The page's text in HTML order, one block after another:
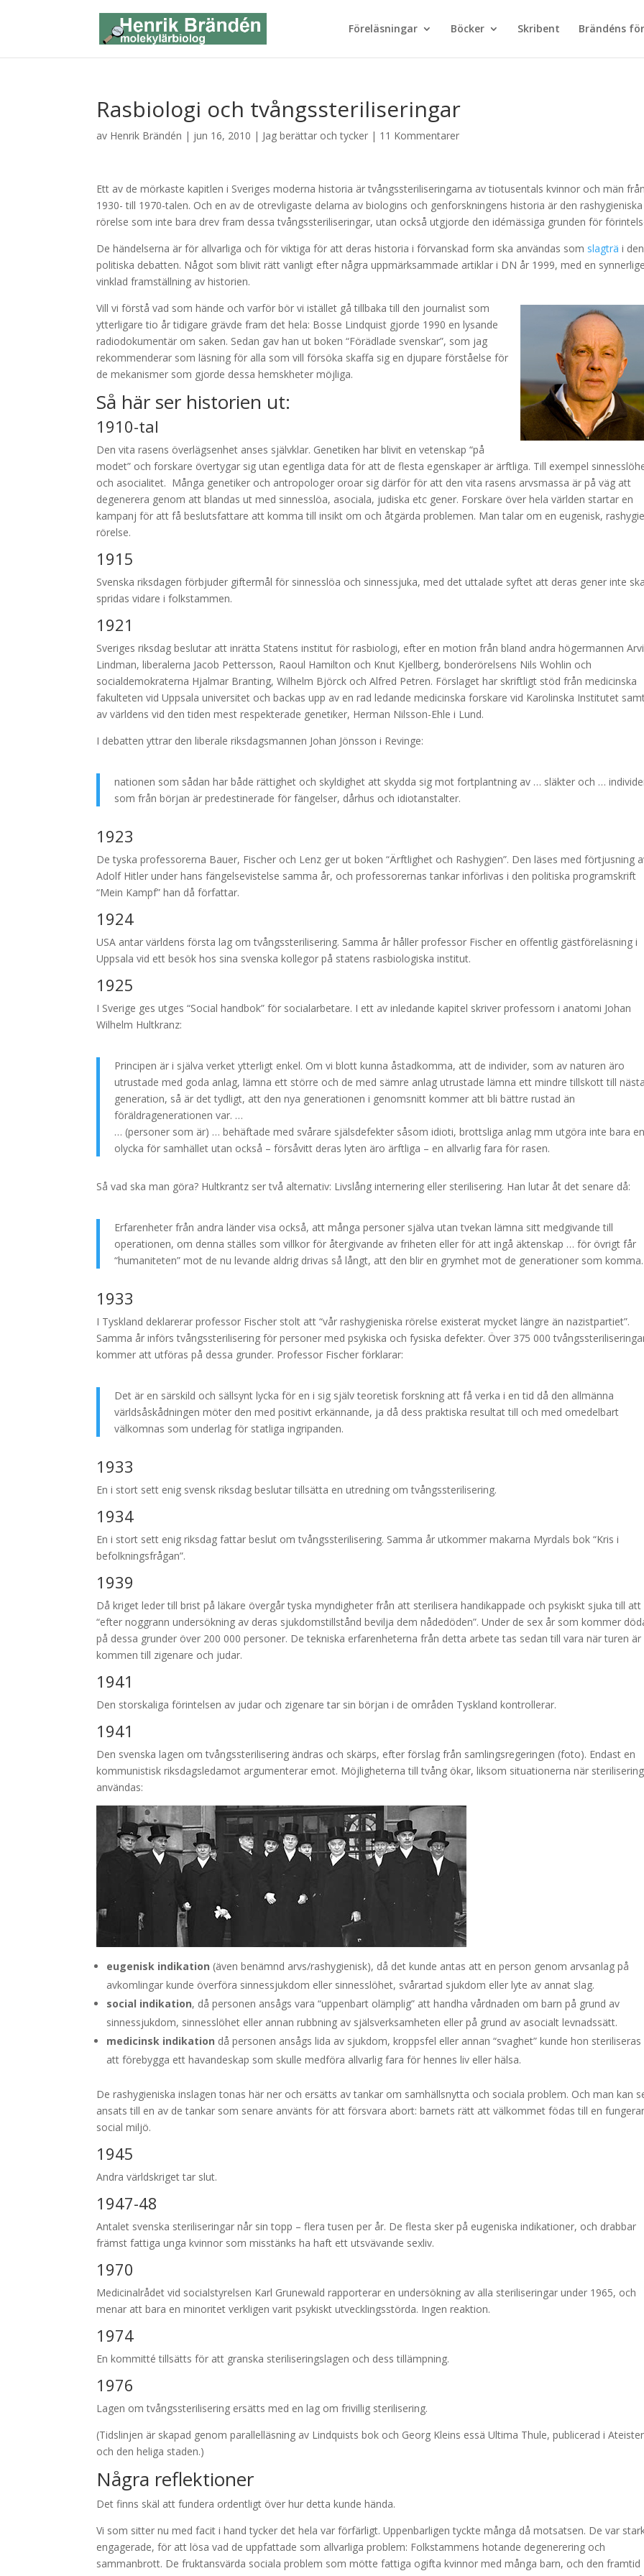
Föreläsningar Böcker Skribent Brändéns
Rasbiologi och tvångssteriliseringar
av Henrik Brändén | jun 16, 2010 | Jag berättar och tycker | 11 Kommentarer
Ett av de mörkaste kapitlen i Sveriges moderna historia är tvångssteriliseringarna av tiotusentals kvinnor och män
1930- till 1970-talen. Och en av de otrevligaste delarna av biologins och genforskningens historia är den rashygieniska
rörelse som inte bara drev fram dessa tvångssteriliseringar, utan också utgjorde den idémässiga grunden för
De händelserna är för allvarliga och för viktiga för att deras historia i förvanskad form ska användas som slagträ i den
politiska debatten. Något som blivit rätt vanligt efter några uppmärksammade artiklar i DN år 1999, med en
vinklad framställning av historien.
Vill vi förstå vad som hände och varför bör vi istället gå tillbaka till den journalist som
ytterligare tio år tidigare grävde fram det hela: Bosse Lindquist gjorde 1990 en lysande
radiodokumentär om saken. Sedan gav han ut boken “Förädlade svenskar”, som jag
rekommenderar som läsning för alla som vill försöka skaffa sig en djupare förståelse för
de mekanismer som gjorde dessa hemskheter möjliga.
Så här ser historien ut:
1910-tal
Den vita rasens överlägsenhet anses självklar. Genetiken har blivit en vetenskap “på
modet” och forskare övertygar sig utan egentliga data för att de flesta egenskaper är ärftliga. Till exempel
och asocialitet. Många genetiker och antropologer oroar sig därför för att den vita rasens arvsmassa är på väg att
degenerera genom att blandas ut med sinnesslöa, asociala, judiska etc gener. Forskare över hela världen startar en
kampanj för att få beslutsfattare att komma till insikt om och åtgärda problemen. Man talar om en eugenisk,
rörelse.
1915
Svenska riksdagen förbjuder giftermål för sinnesslöa och sinnessjuka, med det uttalade syftet att deras gener inte
spridas vidare i folkstammen.
1921
Sveriges riksdag beslutar att inrätta Statens institut för rasbiologi, efter en motion från bland andra högermannen
Lindman, liberalerna Jacob Pettersson, Raoul Hamilton och Knut Kjellberg, bonderörelsens Nils Wohlin och
socialdemokraterna Hjalmar Branting, Wilhelm Björck och Alfred Petren. Förslaget har skriftligt stöd från medicinska
fakulteten vid Uppsala universitet och backas upp av en rad ledande medicinska forskare vid Karolinska Institutet
av världens vid den tiden mest respekterade genetiker, Herman Nilsson-Ehle i Lund.
I debatten yttrar den liberale riksdagsmannen Johan Jönsson i Revinge:
nationen som sådan har både rättighet och skyldighet att skydda sig mot fortplantning av … släkter och …
som från början är predestinerade för fängelser, dårhus och idiotanstalter.
1923
De tyska professorerna Bauer, Fischer och Lenz ger ut boken “Ärftlighet och Rashygien”. Den läses med förtjusning
Adolf Hitler under hans fängelsevistelse samma år, och professorernas tankar införlivas i den politiska programskrift
“Mein Kampf” han då författar.
1924
USA antar världens första lag om tvångssterilisering. Samma år håller professor Fischer en offentlig gästföreläsning i
Uppsala vid ett besök hos sina svenska kollegor på statens rasbiologiska institut.
1925
I Sverige ges utges “Social handbok” för socialarbetare. I ett av inledande kapitel skriver professorn i anatomi Johan
Wilhelm Hultkranz:
Principen är i själva verket ytterligt enkel. Om vi blott kunna åstadkomma, att de individer, som av naturen äro
utrustade med goda anlag, lämna ett större och de med sämre anlag utrustade lämna ett mindre tillskott till
generation, så är det tydligt, att den nya generationen i genomsnitt kommer att bli bättre rustad än
föräldragenerationen var. …
… (personer som är) … behäftade med svårare själsdefekter såsom idioti, brottsliga anlag mm utgöra inte bara
olycka för samhället utan också – försåvitt deras lyten äro ärftliga – en allvarlig fara för rasen.
Så vad ska man göra? Hultkrantz ser två alternativ: Livslång internering eller sterilisering. Han lutar åt det senare då:
Erfarenheter från andra länder visa också, att många personer själva utan tvekan lämna sitt medgivande till
operationen, om denna ställes som villkor för återgivande av friheten eller för att ingå äktenskap … för övrigt får
“humaniteten” mot de nu levande aldrig drivas så långt, att den blir en grymhet mot de generationer som komma.
1933
I Tyskland deklarerar professor Fischer stolt att “vår rashygieniska rörelse existerat mycket längre än nazistpartiet”.
Samma år införs tvångssterilisering för personer med psykiska och fysiska defekter. Över 375 000
kommer att utföras på dessa grunder. Professor Fischer förklarar:
Det är en särskild och sällsynt lycka för en i sig själv teoretisk forskning att få verka i en tid då den allmänna
världsåskådningen möter den med positivt erkännande, ja då dess praktiska resultat till och med omedelbart
välkomnas som underlag för statliga ingripanden.
1933
En i stort sett enig svensk riksdag beslutar tillsätta en utredning om tvångssterilisering.
1934
En i stort sett enig riksdag fattar beslut om tvångssterilisering. Samma år utkommer makarna Myrdals bok “Kris i
befolkningsfrågan”.
1939
Då kriget leder till brist på läkare övergår tyska myndigheter från att sterilisera handikappade och psykiskt sjuka till att
“efter noggrann undersökning av deras sjukdomstillstånd bevilja dem nådedöden”. Under de sex år som kommer
på dessa grunder över 200 000 personer. De tekniska erfarenheterna från detta arbete tas sedan till vara när turen är
kommen till zigenare och judar.
1941
Den storskaliga förintelsen av judar och zigenare tar sin början i de områden Tyskland kontrollerar.
1941
Den svenska lagen om tvångssterilisering ändras och skärps, efter förslag från samlingsregeringen (foto). Endast en
kommunistisk riksdagsledamot argumenterar emot. Möjligheterna till tvång ökar, liksom situationerna när
användas:
eugenisk indikation (även benämnd arvs/rashygienisk), då det kunde antas att en person genom arvsanlag på
avkomlingar kunde överföra sinnessjukdom eller sinnesslöhet, svårartad sjukdom eller lyte av annat slag.
social indikation, då personen ansågs vara “uppenbart olämplig” att handha vårdnaden om barn på grund av
sinnessjukdom, sinnesslöhet eller annan rubbning av själsverksamheten eller på grund av asocialt levnadssätt.
medicinsk indikation då personen ansågs lida av sjukdom, kroppsfel eller annan “svaghet” kunde hon
att förebygga ett havandeskap som skulle medföra allvarlig fara för hennes liv eller hälsa.
De rashygieniska inslagen tonas här ner och ersätts av tankar om samhällsnytta och sociala problem. Och man kan
ansats till en av de tankar som senare använts för att försvara abort: barnets rätt att välkommet födas till en
social miljö.
1945
Andra världskriget tar slut.
1947-48
Antalet svenska steriliseringar når sin topp – flera tusen per år. De flesta sker på eugeniska indikationer, och drabbar
främst fattiga unga kvinnor som misstänks ha haft ett utsvävande sexliv.
1970
Medicinalrådet vid socialstyrelsen Karl Grunewald rapporterar en undersökning av alla steriliseringar under 1965, och
menar att bara en minoritet verkligen varit psykiskt utvecklingsstörda. Ingen reaktion.
1974
En kommitté tillsätts för att granska steriliseringslagen och dess tillämpning.
1976
Lagen om tvångssterilisering ersätts med en lag om frivillig sterilisering.
(Tidslinjen är skapad genom parallelläsning av Lindquists bok och Georg Kleins essä Ultima Thule, publicerad i
och den heliga staden.)
Några reflektioner
Det finns skäl att fundera ordentligt över hur detta kunde hända.
Vi som sitter nu med facit i hand tycker det hela var förfärligt. Uppenbarligen tyckte många då motsatsen. De var
engagerade, för att lösa vad de uppfattade som allvarliga problem: Folkstammens hotande degenerering och
sammanbrott. De fruktansvärda sociala problem som mötte fattiga ogifta kvinnor med många barn, och den framtid